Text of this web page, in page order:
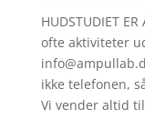
HUDSTUDIET
ofte aktiviteter
ikke telefonen,
Vi vender altid